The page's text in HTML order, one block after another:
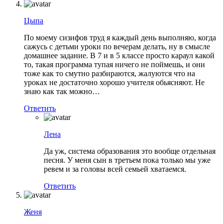
Цыпа
По моему сизифов труд я каждый день выполняю, когда
сажусь с детьми уроки по вечерам делать, ну в смысле
домашнее задание. В 7 и в 5 классе просто караул какой
то, такая программа тупая ничего не поймешь, и они
тоже как то смутно разбираются, жалуются что на
уроках не достаточно хорошо учителя обьясняют. Не
знаю как так можно…
Ответить
Лена
Да уж, система образования это вообще отдельная
песня. У меня сын в третьем пока только мы уже
ревем и за головы всей семьей хватаемся.
Ответить
Женя